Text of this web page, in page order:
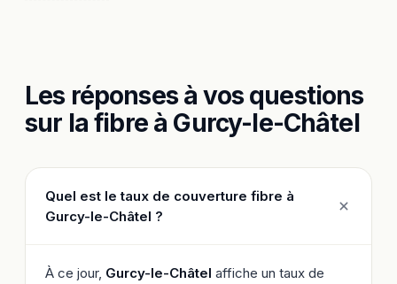
Les réponses à vos questions
sur la fibre à Gurcy-le-Châtel
Quel est le taux de couverture fibre à
Gurcy-le-Châtel ?
À ce jour, Gurcy-le-Châtel affiche un taux de